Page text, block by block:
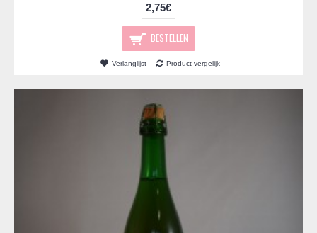
2,75€
BESTELLEN
Verlanglijst Product vergelijk